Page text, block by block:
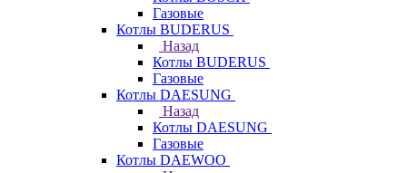
Газовые
Котлы BUDERUS
Назад
Котлы BUDERUS
Газовые
Котлы DAESUNG
Назад
Котлы DAESUNG
Газовые
Котлы DAEWOO